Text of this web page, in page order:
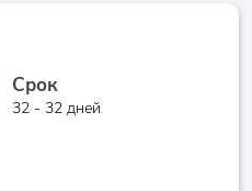
Срок
32 - 32 дней